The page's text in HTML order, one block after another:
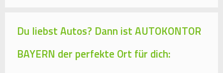
Du liebst Autos? Dann ist AUTOKONTOR
BAYERN der perfekte Ort für dich: